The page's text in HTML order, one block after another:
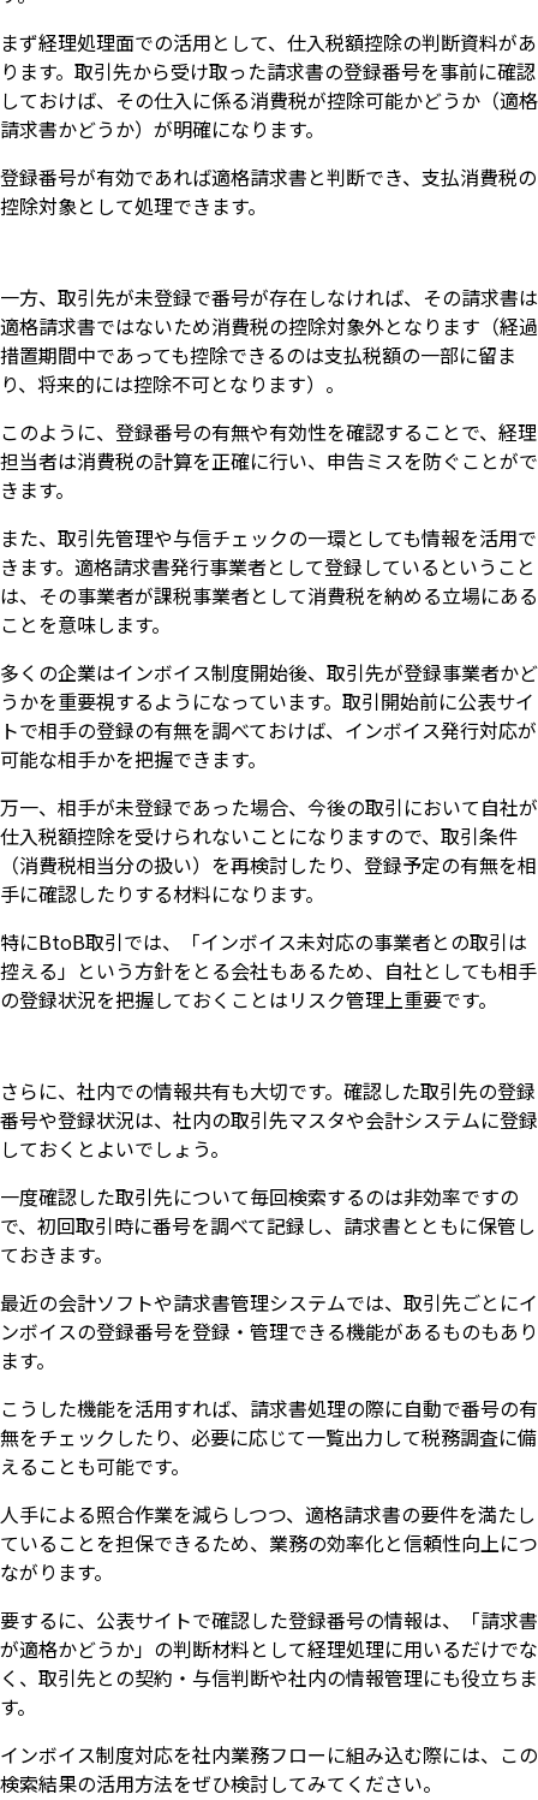
まず経理処理面での活用として、仕入税額控除の判断資料があ
ります。取引先から受け取った請求書の登録番号を事前に確認
しておけば、その仕入に係る消費税が控除可能かどうか（適格
請求書かどうか）が明確になります。
登録番号が有効であれば適格請求書と判断でき、支払消費税の
控除対象として処理できます。
一方、取引先が未登録で番号が存在しなければ、その請求書は
適格請求書ではないため消費税の控除対象外となります（経過
措置期間中であっても控除できるのは支払税額の一部に留ま
り、将来的には控除不可となります）。
このように、登録番号の有無や有効性を確認することで、経理
担当者は消費税の計算を正確に行い、申告ミスを防ぐことがで
きます。
また、取引先管理や与信チェックの一環としても情報を活用で
きます。適格請求書発行事業者として登録しているということ
は、その事業者が課税事業者として消費税を納める立場にある
ことを意味します。
多くの企業はインボイス制度開始後、取引先が登録事業者かど
うかを重要視するようになっています。取引開始前に公表サイ
トで相手の登録の有無を調べておけば、インボイス発行対応が
可能な相手かを把握できます。
万一、相手が未登録であった場合、今後の取引において自社が
仕入税額控除を受けられないことになりますので、取引条件
（消費税相当分の扱い）を再検討したり、登録予定の有無を相
手に確認したりする材料になります。
特にBtoB取引では、「インボイス未対応の事業者との取引は
控える」という方針をとる会社もあるため、自社としても相手
の登録状況を把握しておくことはリスク管理上重要です。
さらに、社内での情報共有も大切です。確認した取引先の登録
番号や登録状況は、社内の取引先マスタや会計システムに登録
しておくとよいでしょう。
一度確認した取引先について毎回検索するのは非効率ですの
で、初回取引時に番号を調べて記録し、請求書とともに保管し
ておきます。
最近の会計ソフトや請求書管理システムでは、取引先ごとにイ
ンボイスの登録番号を登録・管理できる機能があるものもあり
ます。
こうした機能を活用すれば、請求書処理の際に自動で番号の有
無をチェックしたり、必要に応じて一覧出力して税務調査に備
えることも可能です。
人手による照合作業を減らしつつ、適格請求書の要件を満たし
ていることを担保できるため、業務の効率化と信頼性向上につ
ながります。
要するに、公表サイトで確認した登録番号の情報は、「請求書
が適格かどうか」の判断材料として経理処理に用いるだけでな
く、取引先との契約・与信判断や社内の情報管理にも役立ちま
す。
インボイス制度対応を社内業務フローに組み込む際には、この
検索結果の活用方法をぜひ検討してみてください。